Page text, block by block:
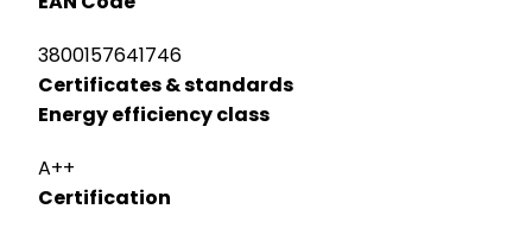
3800157641746
Certificates & standards
Energy efficiency class
A++
Certification